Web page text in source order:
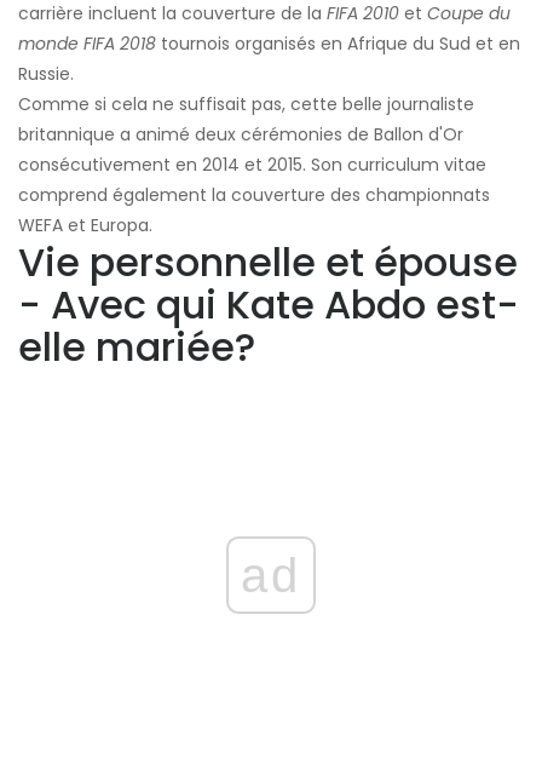
carrière incluent la couverture de la FIFA 2010 et Coupe du
monde FIFA 2018 tournois organisés en Afrique du Sud et en
Russie.
Comme si cela ne suffisait pas, cette belle journaliste
britannique a animé deux cérémonies de Ballon d'Or
consécutivement en 2014 et 2015. Son curriculum vitae
comprend également la couverture des championnats
WEFA et Europa.
Vie personnelle et épouse
- Avec qui Kate Abdo est-
elle mariée?
ad